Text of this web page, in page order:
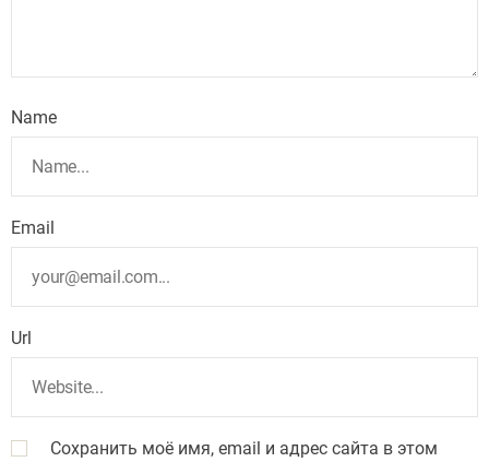
Name
Email
Url
Сохранить моё имя, email и адрес сайта в этом